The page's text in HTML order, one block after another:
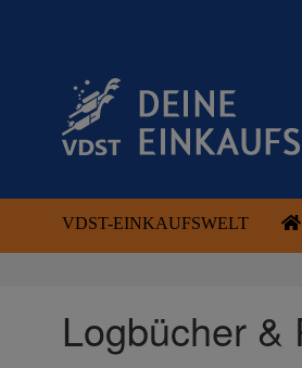
VDST-EINKAUFSWELT
Logbücher &